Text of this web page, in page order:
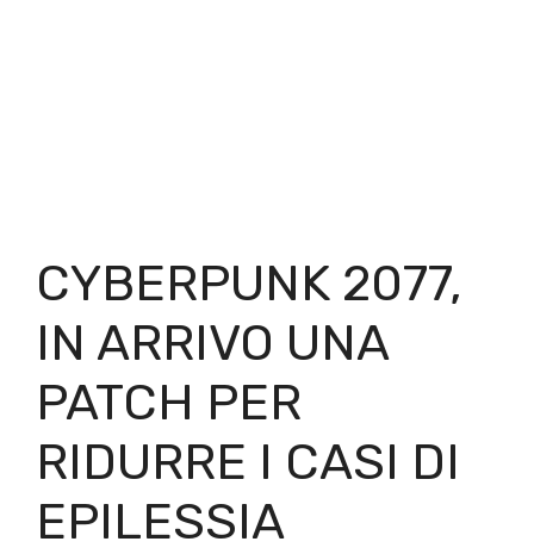
CYBERPUNK 2077,
IN ARRIVO UNA
PATCH PER
RIDURRE I CASI DI
EPILESSIA